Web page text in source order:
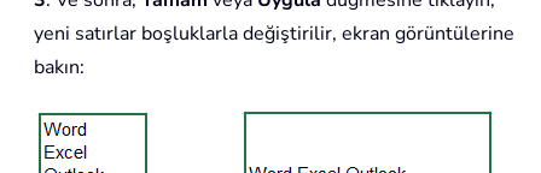
yeni satırlar boşluklarla değiştirilir, ekran görüntülerine
bakın: